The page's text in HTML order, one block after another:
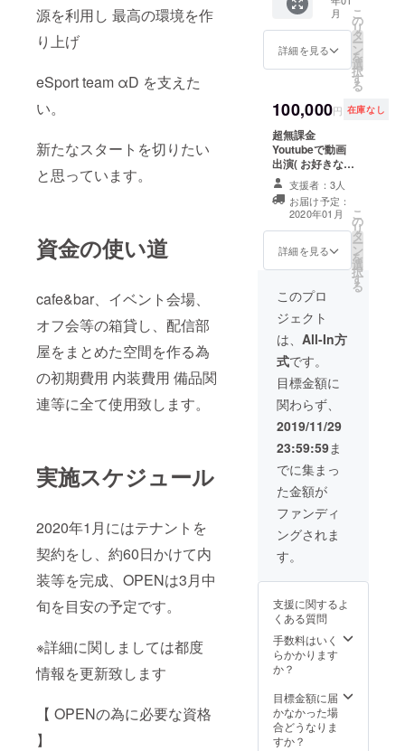
源を利用し 最高の環境を作
り上げ
eSport team αD を支えた
い。
新たなスタートを切りたい
と思っています。
資金の使い道
cafe&bar、イベント会場、
オフ会等の箱貸し、配信部
屋をまとめた空間を作る為
の初期費用 内装費用 備品関
連等に全て使用致します。
実施スケジュール
2020年1月にはテナントを
契約をし、約60日かけて内
装等を完成、OPENは3月中
旬を目安の予定です。
※詳細に関しましては都度
情報を更新致します
【 OPENの為に必要な資格
】
αDイベ
ント(オ
フ会)優
待券 記
念品
贈呈(ク
ラウド
ファン
ディン
グ限定)
ター2種
(白 黒)
αDアク
リル
キーホ
ドファ
ンディ
ング限
定) αD
全員集
合クッ
ション
(クラウ
ドファ
ンディ
ング限
定品) 希
望選手
のオリ
ジナル
サイン
色紙 イ
ベント
チェキ1
回撮影
券
(放送時
映りま
す) 月に
1回限定
Bocky
課金 店
に顔出
しに行
きます
VVIP会
※VVIP
会員特
典詳細
❶ VIP
以上専
催 ❷ 予
約が
入って
ない場
合 お好
きに貸
切可能
(最大月
3回)(1
年間場
代使用
可能)(ド
リンク
別途) ❸
VVIP会
員証発
行 (超限
定)名前
フォー
ム 開店
αDイベ
ント(オ
フ会)優
待券 記
贈呈(ク
ラウド
ファン
ホーム
パー
ティ αD
選手達
と熱海
の壁に
ネーム
月に1回
お好き
な選手4
リラ参
加可能
(試合時
αDnam
e使用可
とバー
ベ
キュー
店の床
に記念
特殊
ネーム
配信部
屋に記
念特殊
ネーム
(放送時
映りま
す) 月に
1回限定
Bocky
or 超無
課金 店
きます
VVIP会
員
※VVIP
会員特
典詳細
用イベ
ント開
催 ❷ 予
月
詳細を見る
こ
の
リ
タ
ー
ン
を
選
択
す
る
100,000円 在庫なし
超無課金
Youtubeで動画
出演( お好きな
αD選手3名 呼び
ます!! 合計5人で
行います!!
支援者：3人
お届け予定：
2020年01月
詳細を見る
こ
の
リ
タ
ー
ン
を
選
択
す
る
このプロ
ジェクト
は、 All-In方
式です。
目標金額に
関わらず、
2019/11/29
23:59:59ま
でに集まっ
た金額が
ファンディ
ングされま
す。
支援に関するよ
くある質問
手数料はいく
らかかります
か？
目標金額に届
かなかった場
合どうなりま
すか？